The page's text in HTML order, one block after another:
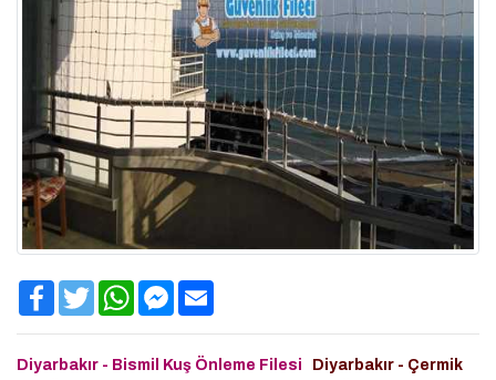
Facebook
TwitterWhatsAppFacebook
Messenger
Diyarbakır - Bismil Kuş Önleme Filesi
Diyarbakır - Çermik